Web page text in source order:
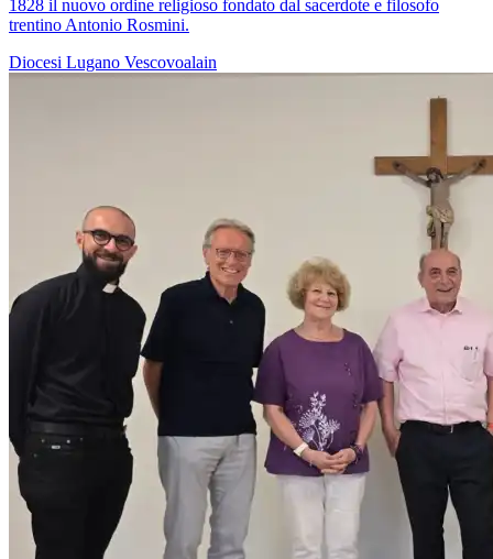
1828 il nuovo ordine religioso fondato dal sacerdote e filosofo
trentino Antonio Rosmini.
Diocesi Lugano Vescovoalain